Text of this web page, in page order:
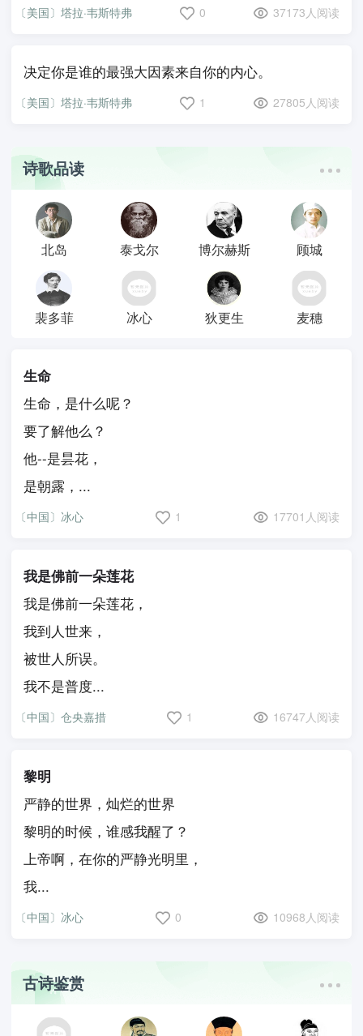
〔美国〕塔拉·韦斯特弗 0 37173人阅读
决定你是谁的最强大因素来自你的内心。
〔美国〕塔拉·韦斯特弗 1 27805人阅读
诗歌品读
北岛 泰戈尔 博尔赫斯 顾城
裴多菲 冰心 狄更生 麦穗
生命
生命，是什么呢？
要了解他么？
他--是昙花，
是朝露，...
〔中国〕冰心 1 17701人阅读
我是佛前一朵莲花
我是佛前一朵莲花，
我到人世来，
被世人所误。
我不是普度...
〔中国〕仓央嘉措 1 16747人阅读
黎明
严静的世界，灿烂的世界
黎明的时候，谁感我醒了？
上帝啊，在你的严静光明里，
我...
〔中国〕冰心 0 10968人阅读
古诗鉴赏